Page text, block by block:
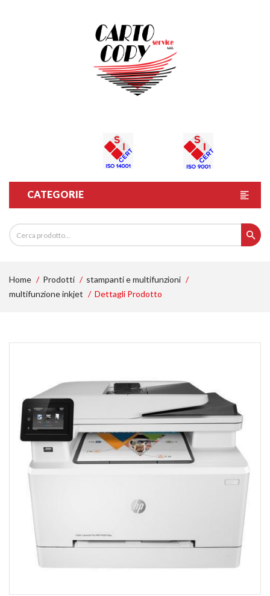
CATEGORIE
Home Prodotti
stampanti e multifunzioni
multifunzione inkjet
Dettagli Prodotto